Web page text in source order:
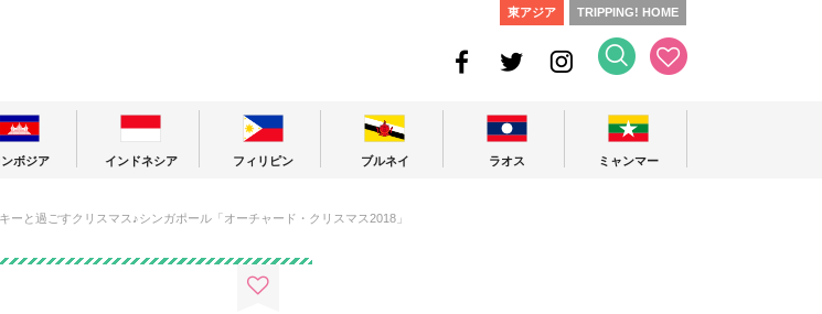
東アジア TRIPPING! HOME
ンボジア インドネシア フィリピン ブルネイ ラオス ミャンマー
ーと過ごすクリスマス♪シンガポール「オーチャード・クリスマス2018」